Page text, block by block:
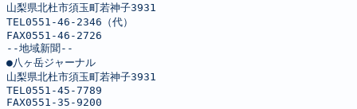
山梨県北杜市須玉町若神子3931
TEL0551-46-2346（代）
FAX0551-46-2726
--地域新聞--
●八ヶ岳ジャーナル
山梨県北杜市須玉町若神子3931
TEL0551-45-7789
FAX0551-35-9200